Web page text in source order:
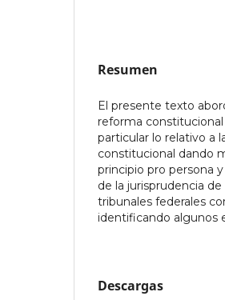
Resumen
El presente texto
reforma constitucional
particular lo relativo a
constitucional dando
principio pro persona
de la jurisprudencia
tribunales federales
identificando algunos
Descargas